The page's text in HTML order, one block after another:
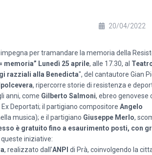
20/04/2022
per tramandare la memoria della
memoria” Lunedì 25 aprile, alle 17.30, al
razziali alla Benedicta", del cantautore Gian
, ripercorre storie di resistenza e
anni, come Gilberto Salmoni, ebreo genovese
Deportati; il partigiano compositore Angelo
musica); e il partigiano Giuseppe Merlo,
è gratuito fino a esaurimento posti, con
iniziative:
, realizzato dall’ANPI di Prà, coinvolgendo la